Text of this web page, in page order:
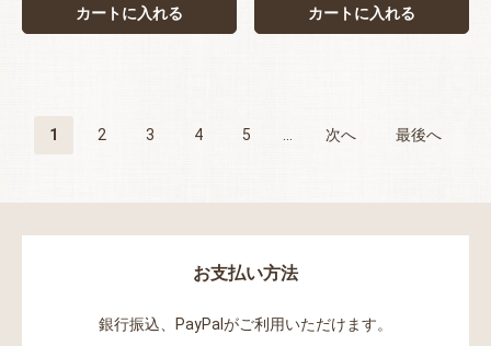
カートに入れる カートに入れる
1 2 3 4 5 ... 次へ 最後へ
お支払い方法
銀行振込、PayPalがご利用いただけます。